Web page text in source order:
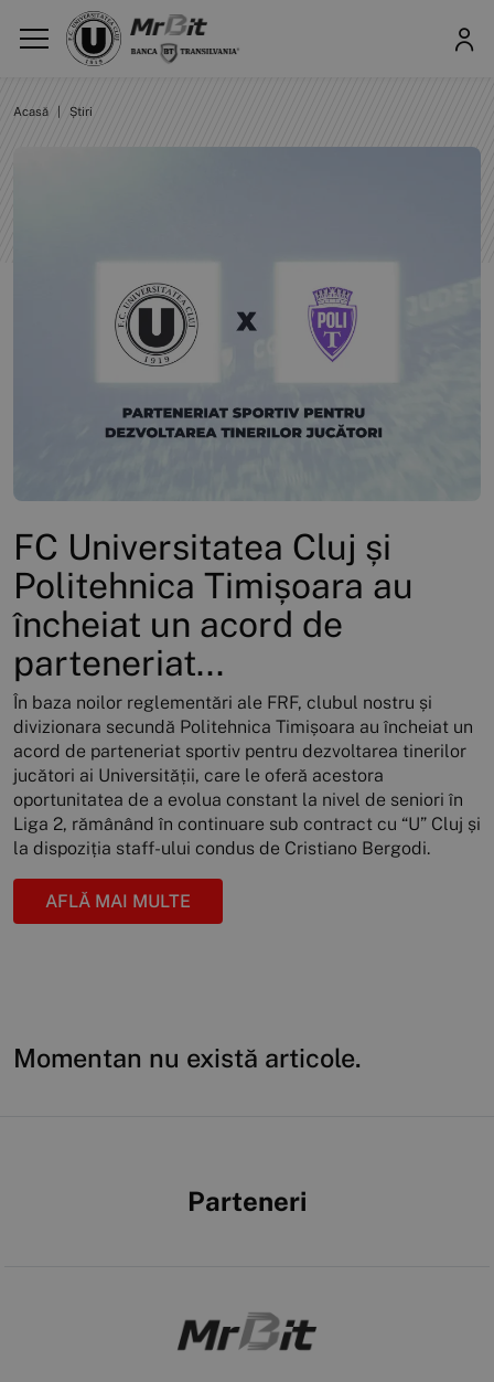
Acasă Știri
FC Universitatea Cluj și
Politehnica Timișoara au
încheiat un acord de
parteneriat...
În baza noilor reglementări ale FRF, clubul nostru și
divizionara secundă Politehnica Timișoara au încheiat un
acord de parteneriat sportiv pentru dezvoltarea tinerilor
jucători ai Universității, care le oferă acestora
oportunitatea de a evolua constant la nivel de seniori în
Liga 2, rămânând în continuare sub contract cu “U” Cluj și
la dispoziția staff-ului condus de Cristiano Bergodi.
AFLĂ MAI MULTE
Momentan nu există articole.
Parteneri